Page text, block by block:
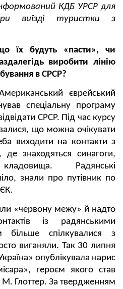
КДБ УРСР для
виїзді туристки з
їх будуть «пасти», чи
виробити лінію
в СРСР?
єврейський
спеціальну програму
СРСР. Під час курсу
що можна очікувати
виходити на контакти з
знаходяться синагоги,
Радянські
знали про путівник по
«червону межу» й надто
із радянськими
спілкувалися з
виганяли. Так 30 липня
опублікувала нарис
героєм якого став
М. Глоттер. За твердженням